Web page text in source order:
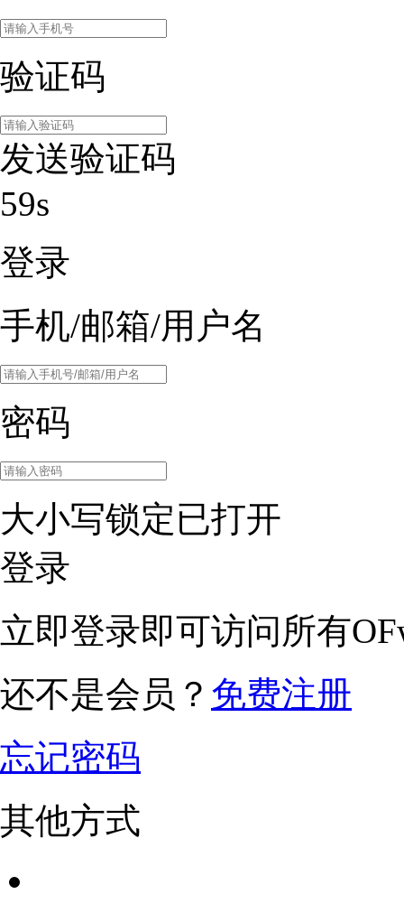
验证码
发送验证码
59s
登录
手机/邮箱/用户名
密码
大小写锁定已打开
登录
立即登录即可访问所有
还不是会员？ 免费注册
忘记密码
其他方式